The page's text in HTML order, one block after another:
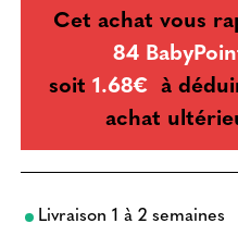
Cet achat vous
84
soit 1.68€ à
achat
Livraison 1 à 2 semaines